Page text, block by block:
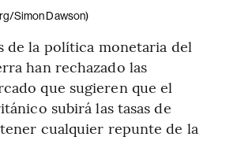
Simon Dawson)
de la política monetaria del
han rechazado las
que sugieren que el
subirá las tasas de
cualquier repunte de la